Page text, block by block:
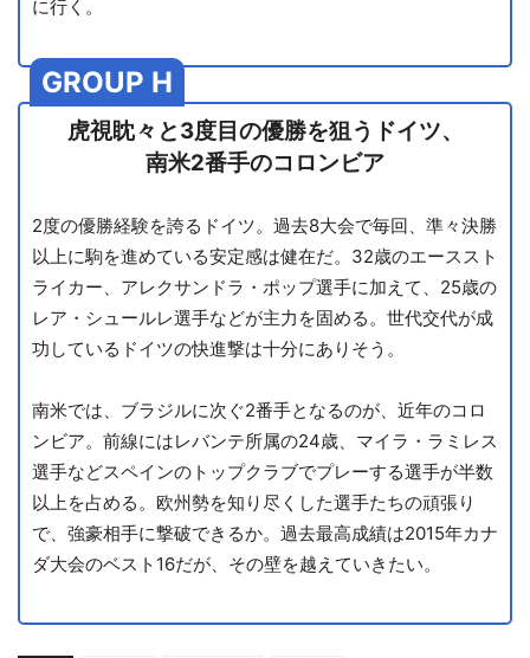
に行く。
GROUP H
虎視眈々と3度目の優勝を狙うドイツ、
南米2番手のコロンビア
2度の優勝経験を誇るドイツ。過去8大会で毎回、準々決勝
以上に駒を進めている安定感は健在だ。32歳のエーススト
ライカー、アレクサンドラ・ポップ選手に加えて、25歳の
レア・シュールレ選手などが主力を固める。世代交代が成
功しているドイツの快進撃は十分にありそう。
南米では、ブラジルに次ぐ2番手となるのが、近年のコロ
ンビア。前線にはレバンテ所属の24歳、マイラ・ラミレス
選手などスペインのトップクラブでプレーする選手が半数
以上を占める。欧州勢を知り尽くした選手たちの頑張り
で、強豪相手に撃破できるか。過去最高成績は2015年カナ
ダ大会のベスト16だが、その壁を越えていきたい。